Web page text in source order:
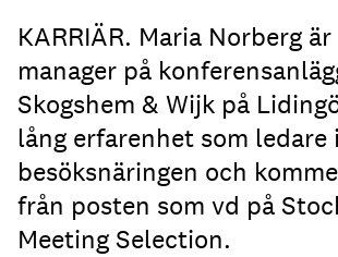
KARRIÄR. Maria Norberg
manager på
Skogshem & Wijk på
lång erfarenhet som ledare
besöksnäringen och
från posten som vd på
Meeting Selection.